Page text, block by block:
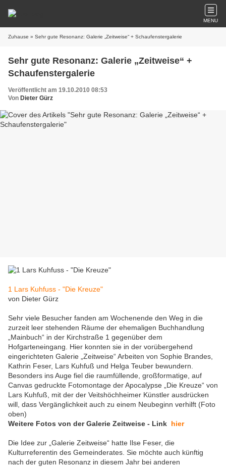
MENU
Zuhause » Sehr gute Resonanz: Galerie „Zeitweise“ + Schaufenstergalerie
Sehr gute Resonanz: Galerie „Zeitweise“ +
Schaufenstergalerie
Veröffentlicht am 19.10.2010 08:53
Von Dieter Gürz
1 Lars Kuhfuss - "Die Kreuze"
von Dieter Gürz
Sehr viele Besucher fanden am Wochenende den Weg in die
zurzeit leer stehenden Räume der ehemaligen Buchhandlung
„Mainbuch“ in der Kirchstraße 1 gegenüber dem
Hofgarteneingang. Hier konnten sie in der vorübergehend
eingerichteten Galerie „Zeitweise“ Arbeiten von Sophie Brandes,
Kathrin Feser, Lars Kuhfuß und Helga Teuber bewundern.
Besonders ins Auge fiel die raumfüllende, großformatige, auf
Canvas gedruckte Fotomontage der Apocalypse „Die Kreuze“ von
Lars Kuhfuß, mit der der Veitshöchheimer Künstler ausdrücken
will, dass Vergänglichkeit auch zu einem Neubeginn verhilft (Foto
oben)
Weitere Fotos von der Galerie Zeitweise - Link hier
Die Idee zur „Galerie Zeitweise“ hatte Ilse Feser, die
Kulturreferentin des Gemeinderates. Sie möchte auch künftig
nach der guten Resonanz in diesem Jahr bei anderen